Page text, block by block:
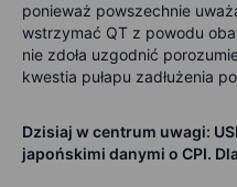
ponieważ powszechnie
wstrzymać QT z powodu
nie zdoła uzgodnić
kwestia pułapu zadłużenia
Dzisiaj w centrum uwagi:
japońskimi danymi o CPI.